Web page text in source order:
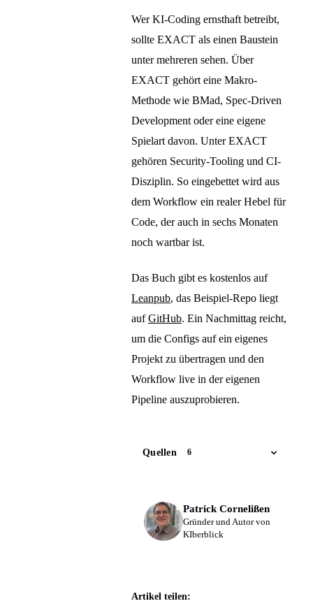
Wer KI-Coding ernsthaft betreibt,
sollte EXACT als einen Baustein
unter mehreren sehen. Über
EXACT gehört eine Makro-
Methode wie BMad, Spec-Driven
Development oder eine eigene
Spielart davon. Unter EXACT
gehören Security-Tooling und CI-
Disziplin. So eingebettet wird aus
dem Workflow ein realer Hebel für
Code, der auch in sechs Monaten
noch wartbar ist.
Das Buch gibt es kostenlos auf
Leanpub, das Beispiel-Repo liegt
aufGitHub. Ein Nachmittag reicht,
um die Configs auf ein eigenes
Projekt zu übertragen und den
Workflow live in der eigenen
Pipeline auszuprobieren.
Quellen 6
Patrick Cornelißen
Gründer und Autor von
KIberblick
Artikel teilen: